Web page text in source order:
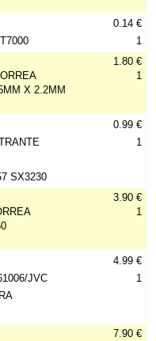
0.14 €
1
X 2.2MM
1.80 €
1
SX3230
0.99 €
1
3.90 €
1
JVC
4.99 €
1
7.90 €